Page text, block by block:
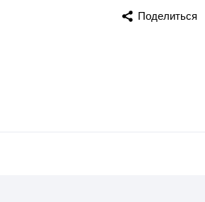
Поделиться